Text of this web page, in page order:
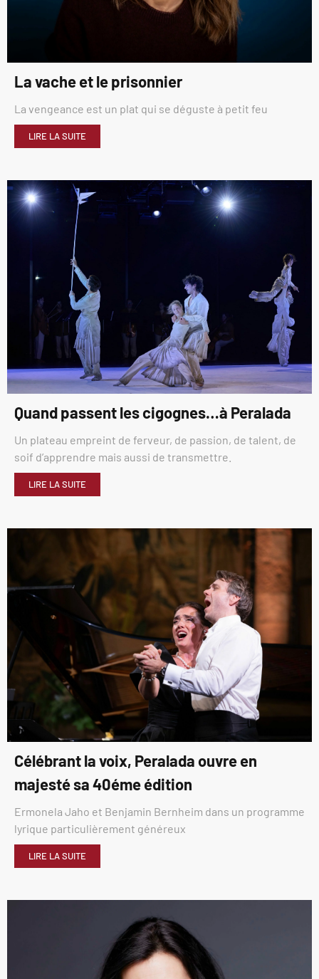
La vache et le prisonnier
La vengeance est un plat qui se déguste à petit feu
LIRE LA SUITE
Quand passent les cigognes…à Peralada
Un plateau empreint de ferveur, de passion, de talent, de
soif d’apprendre mais aussi de transmettre.
LIRE LA SUITE
Célébrant la voix, Peralada ouvre en
majesté sa 40éme édition
Ermonela Jaho et Benjamin Bernheim dans un programme
lyrique particulièrement généreux
LIRE LA SUITE